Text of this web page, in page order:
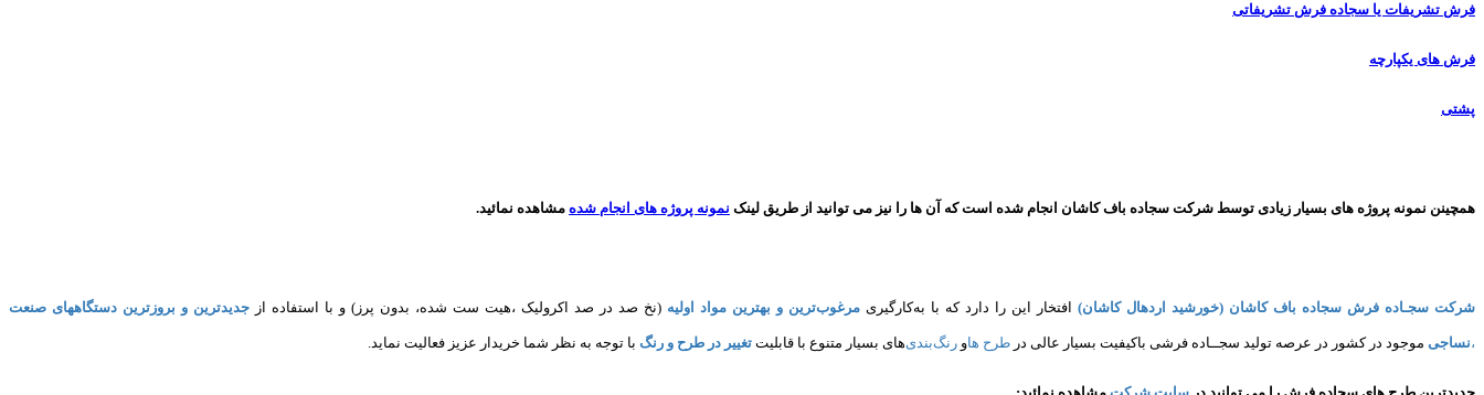
فرش تشریفات یا سجاده فرش تشریفاتی
فرش های یکپارچه
پشتی
همچینن نمونه پروژه های بسیار زیادی توسط شرکت سجاده باف کاشان انجام شده است که آن ها را نیز می توانید از طریق لینک نمونه پروژه های انجام شده مشاهده نمائید.
شرکت سجـاده فرش سجاده باف کاشان (خورشید اردهال کاشان) افتخار این را دارد که با به‌کارگیری مرغوب‌ترین و بهترین مواد اولیه (نخ صد در صد اکرولیک ،هیت ست شده، بدون پرز) و با استفاده از جدیدترین و بروزترین دستگاههای صنعت
نساجی، موجود در کشور در عرصه تولید سجــاده فرشی باکیفیت بسیار عالی در طرح هاو های بسیار متنوع با قابلیت تغییر در طرح و رنگ با توجه به نظر شما خریدار عزیز فعالیت نماید.